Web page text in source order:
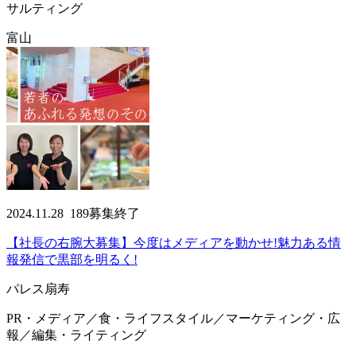
サルティング
富山
2024.11.28 189募集終了
【社長の右腕大募集】今度はメディアを動かせ!魅力ある情
報発信で黒部を明るく!
パレス扇寿
PR・メディア／食・ライフスタイル／マーケティング・広
報／編集・ライティング